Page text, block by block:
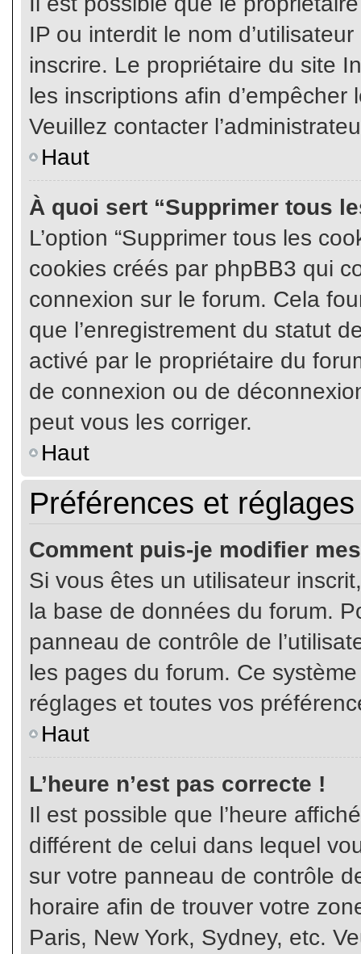
IP ou interdit le nom
inscrire. Le propriétaire du site
les inscriptions afin d’empêcher
Veuillez contacter
Haut
À quoi sert “Supprimer tous
L’option “Supprimer tous les
cookies créés par phpBB3 qui
connexion sur le forum. Cela
que l’enregistrement du statut
activé par le propriétaire du
de connexion ou de
peut vous les corriger.
Haut
Préférences et
Comment puis-je modifier
Si vous êtes un utilisateur
la base de données du forum.
panneau de contrôle de
les pages du forum. Ce
réglages et toutes vos
Haut
L’heure n’est pas correcte !
Il est possible que l’heure
différent de celui dans lequel
sur votre panneau de contrôle
horaire afin de trouver votre
Paris, New York, Sydney, etc.